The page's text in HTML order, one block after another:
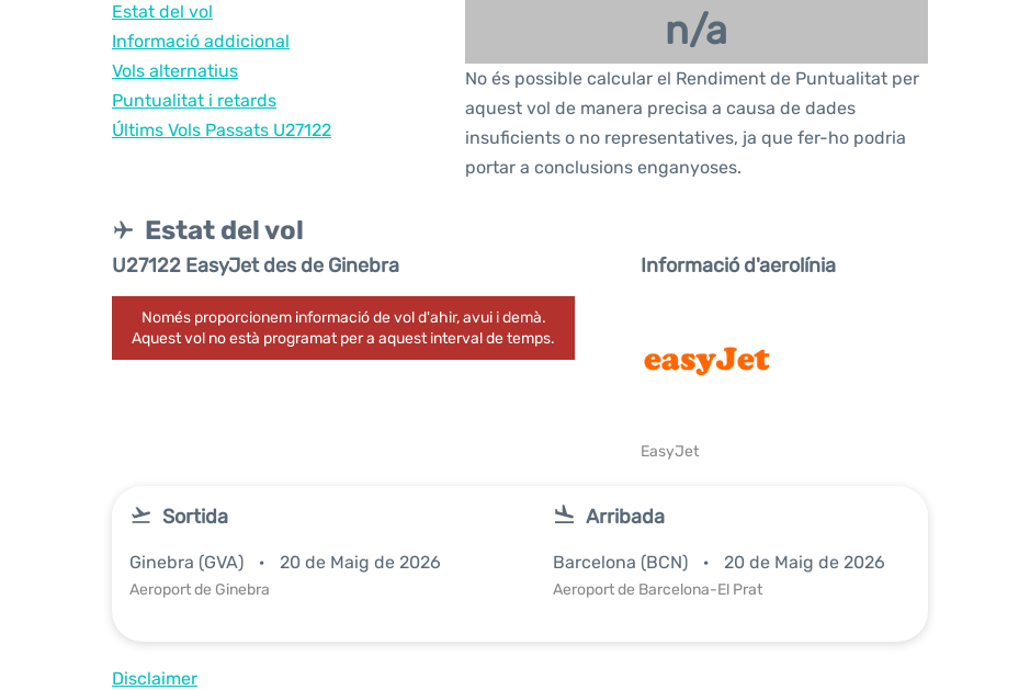
Estat del vol
Informació addicional
Vols alternatius
Puntualitat i retards
Últims Vols Passats U27122
n/a
No és possible calcular el Rendiment de Puntualitat per
aquest vol de manera precisa a causa de dades
insuficients o no representatives, ja que fer-ho podria
portar a conclusions enganyoses.
Estat del vol
U27122 EasyJet des de Ginebra
Només proporcionem informació de vol d'ahir, avui i demà.
Aquest vol no està programat per a aquest interval de temps.
Informació d'aerolínia
EasyJet
Sortida
Ginebra (GVA) 20 de Maig de 2026
Aeroport de Ginebra
Arribada
Barcelona (BCN) 20 de Maig de 2026
Aeroport de Barcelona-El Prat
Disclaimer